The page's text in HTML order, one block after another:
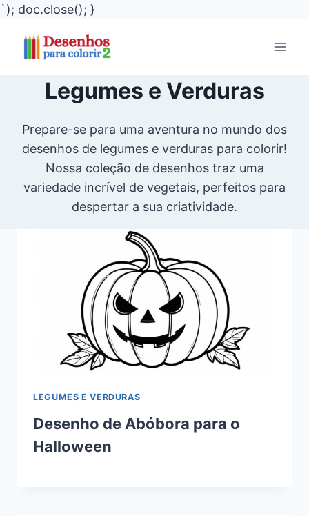
`); doc.close(); }
ConteúdoLegumes e Verduras
Prepare-se para uma aventura no mundo dos
desenhos de legumes e verduras para colorir!
Nossa coleção de desenhos traz uma
variedade incrível de vegetais, perfeitos para
despertar a sua criatividade.
LEGUMES E VERDURAS
Desenho de Abóbora para o
Halloween